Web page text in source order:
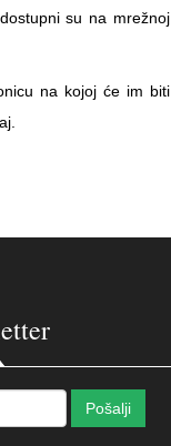
su na mrežnoj
na kojoj će im biti